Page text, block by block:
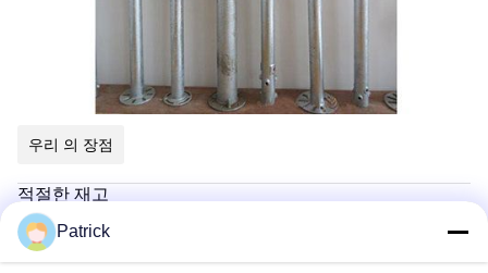
우리 의 장점
적절한 재고
강력한 힘, 연구 개발, 생산, 가공 및 수출을 통합합니다.
연간 생산량:3001000개
완벽한 테스트 관리 시스템
Patrick